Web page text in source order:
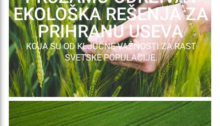
EKOLOŠKA REŠENJA ZA
PRIHRANU USEVA
KOJA SU OD KLJUČNE VAŽNOSTI ZA RAST
SVETSKE POPULACIJE.